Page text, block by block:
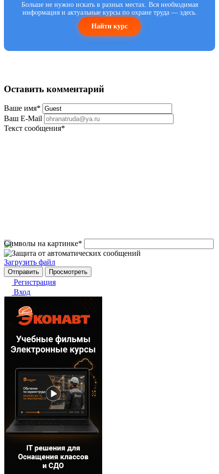
Больше не нужно искать в разных местах. Вся необходимая
информация и актуальные курсы по охране труда — здесь.
Найти курс
Оставить комментарий
Ваше имя*
Ваш E-Mail
Текст сообщения*
Символы на картинке*
Загрузить файл
Регистрация
Вход